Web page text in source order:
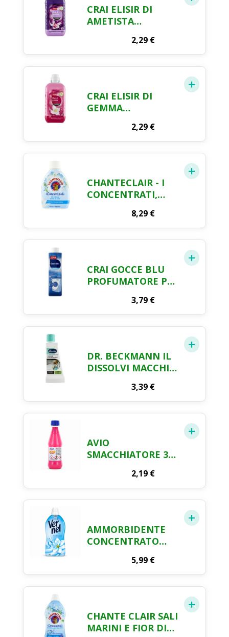
CRAI ELISIR DI
AMETISTA
SENSUALE
AMMORBIDENTE
CONCENTRATO 750
2,29 €
CRAI ELISIR DI
GEMMA
CONCENTRATO 750
ML
2,29 €
CHANTECLAIR - I
CONCENTRATI,
BIANCHERIA, SALI
MARINI E FIOR DI
LOTO, PROFUMO
PERSISTENTE SUI
CAPI - 220 ML
8,29 €
CRAI GOCCE BLU
PROFUMATORE PER
3,79 €
DR. BECKMANN IL
DISSOLVI MACCHIE
DEODORANTE CON
FORMULA EXTRA
ATTIVA 50ML
3,39 €
AVIO
SMACCHIATORE 375
2,19 €
AMMORBIDENTE
CONCENTRATO
OXYGEN (78
LAVAGGI),
AMMORBIDENTE
PER TUTTI I
TESSUTI,
5,99 €
CHANTE CLAIR SALI
MARINI E FIOR DI